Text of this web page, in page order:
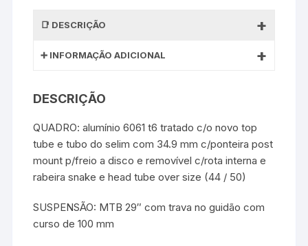
DESCRIÇÃO
INFORMAÇÃO ADICIONAL
DESCRIÇÃO
QUADRO: alumínio 6061 t6 tratado c/o novo top
tube e tubo do selim com 34.9 mm c/ponteira post
mount p/freio a disco e removível c/rota interna e
rabeira snake e head tube over size (44 / 50)
SUSPENSÃO: MTB 29″ com trava no guidão com
curso de 100 mm